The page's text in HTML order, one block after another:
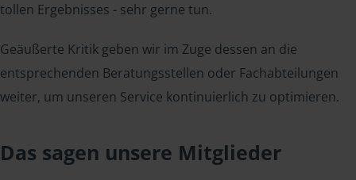
tollen Ergebnisses - sehr gerne tun.
Geäußerte Kritik geben wir im Zuge dessen an die
entsprechenden Beratungsstellen oder Fachabteilungen
weiter, um unseren Service kontinuierlich zu optimieren.
Das sagen unsere Mitglieder